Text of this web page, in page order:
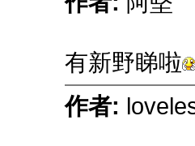
有新野睇啦
作者: